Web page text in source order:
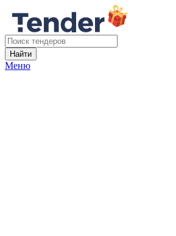
Найти
Меню